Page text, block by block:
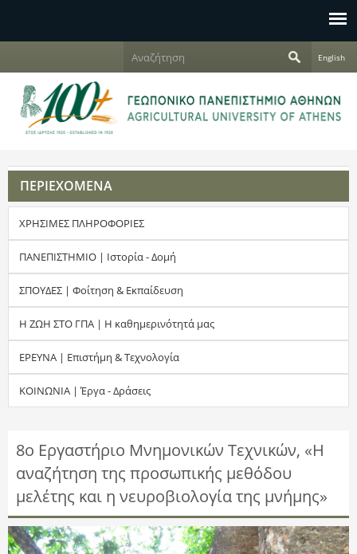
Φ
ό
μ
α
α
ν
α
ζ
ή
τ
σ
η
ς
ζ
ή
τ
η
English
ΠΕΡΙΕΧΟΜΕΝΑ
ΧΡΗΣΙΜΕΣ ΠΛΗΡΟΦΟΡΙΕΣ
ΠΑΝΕΠΙΣΤΗΜΙΟ | Ιστορία - Δομή
ΣΠΟΥΔΕΣ | Φοίτηση & Εκπαίδευση
Η ΖΩΗ ΣΤΟ ΓΠΑ | Η καθημερινότητά μας
ΕΡΕΥΝΑ | Επιστήμη & Τεχνολογία
ΚΟΙΝΩΝΙΑ | Έργα - Δράσεις
8ο Εργαστήριο Μνημονικών Τεχνικών, «Η
αναζήτηση της προσωπικής μεθόδου
μελέτης και η νευροβιολογία της μνήμης»